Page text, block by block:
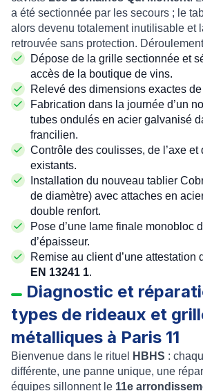
a été sectionnée par les secours ; le
alors devenu totalement inutilisable et
retrouvée sans protection.
Dépose de la grille sectionnée et
accès de la boutique de vins.
Relevé des dimensions exactes
Fabrication dans la journée d’un
tubes ondulés en acier galvanisé
francilien.
Contrôle des coulisses, de l’axe et
existants.
Installation du nouveau tablier
de diamètre) avec attaches en
double renfort.
Pose d’une lame finale monobloc
d’épaisseur.
Remise au client d’une attestation
.
Diagnostic et
types de rideaux et
métalliques à Paris 11
Bienvenue dans le rituel HBHS :
différente, une panne unique, une
équipes sillonnent le 11e